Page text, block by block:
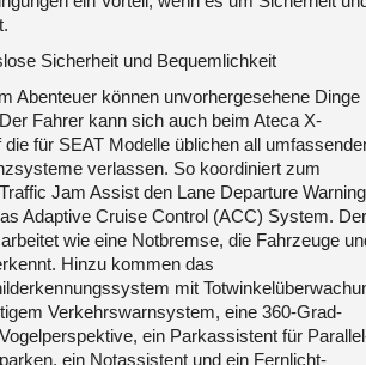
Sicherheit und Bequemlichkeit
Abenteuer können unvorhergesehene Dinge
Fahrer kann sich auch beim Ateca X-
die für SEAT Modelle üblichen all
verlassen. So koordiniert zum
Jam Assist den Lane Departure Warning
Adaptive Cruise Control (ACC) System. Der
wie eine Notbremse, die Fahrzeuge
Hinzu kommen das
mit
Verkehrswarnsystem, eine 360-Grad-
ein Parkassistent für
ein Notassistent und ein Fernlicht-